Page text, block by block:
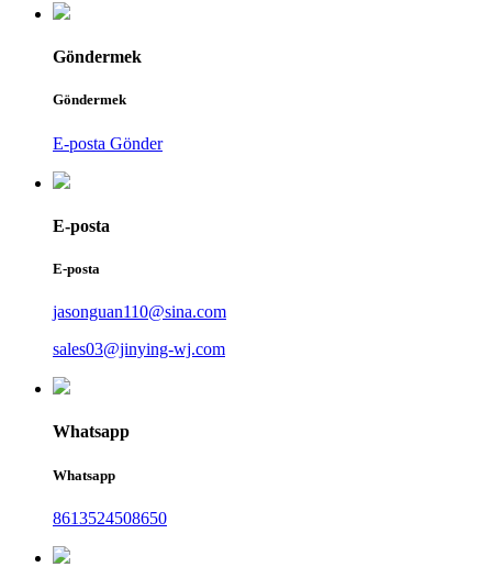
Göndermek
Göndermek
E-posta Gönder
E-posta
E-posta
jasonguan110@sina.com
sales03@jinying-wj.com
Whatsapp
Whatsapp
8613524508650